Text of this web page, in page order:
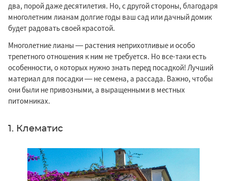
два, порой даже десятилетия. Но, с другой стороны, благодаря
многолетним лианам долгие годы ваш сад или дачный домик
будет радовать своей красотой.
Многолетние лианы — растения неприхотливые и особо
трепетного отношения к ним не требуется. Но все-таки есть
особенности, о которых нужно знать перед посадкой! Лучший
материал для посадки — не семена, а рассада. Важно, чтобы
они были не привозными, а выращенными в местных
питомниках.
1. Клематис